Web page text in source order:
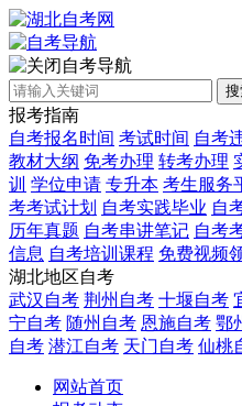
自考导航
报考指南
自考报名时间 考试时间 自考
教材大纲 免考办理 转考办理
训 学位申请 专升本 考生服务
考考试计划 自考实践毕业 自
历年真题 自考串讲笔记 自考
信息 自考培训课程 免费视频
湖北地区自考
武汉自考 荆州自考 十堰自考
宁自考 随州自考 恩施自考 鄂
自考 潜江自考 天门自考 仙桃
网站首页